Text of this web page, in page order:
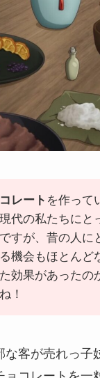
レート を作って
代の私たちにと
すが、昔の人に
機会もほとんど
効果があったの
！
な客が売れっ子